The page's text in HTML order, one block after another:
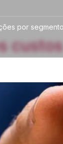
por segmento